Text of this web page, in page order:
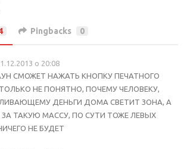
Pingbacks 0
о 20:08
СМОЖЕТ НАЖАТЬ КНОПКУ ПЕЧАТНОГО
НЕ ПОНЯТНО, ПОЧЕМУ ЧЕЛОВЕКУ,
ДЕНЬГИ ДОМА СВЕТИТ ЗОНА, А
ЗА ТАКУЮ МАССУ, ПО СУТИ ТОЖЕ ЛЕВЫХ
НЕ БУДЕТ